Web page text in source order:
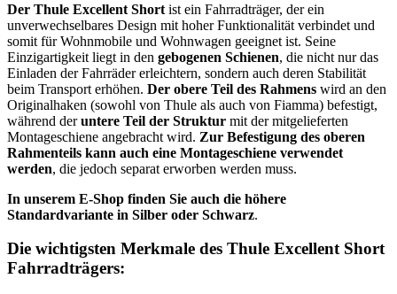
Der Thule Excellent Short ist ein Fahrradträger, der ein
unverwechselbares Design mit hoher Funktionalität verbindet und
somit für Wohnmobile und Wohnwagen geeignet ist. Seine
Einzigartigkeit liegt in den gebogenen Schienen, die nicht nur das
Einladen der Fahrräder erleichtern, sondern auch deren Stabilität
beim Transport erhöhen. Der obere Teil des Rahmens wird an den
Originalhaken (sowohl von Thule als auch von Fiamma) befestigt,
während deruntere Teil der Struktur mit der mitgelieferten
Montageschiene angebracht wird. Zur Befestigung des oberen
Rahmenteils kann auch eine Montageschiene verwendet
werden, die jedoch separat erworben werden muss.
In unserem E-Shop finden Sie auch die höhere
Standardvariante in Silber oder Schwarz.
Die wichtigsten Merkmale des Thule Excellent Short
Fahrradträgers: